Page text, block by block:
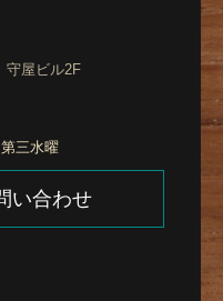
屋ビル2F
三水曜
い合わせ